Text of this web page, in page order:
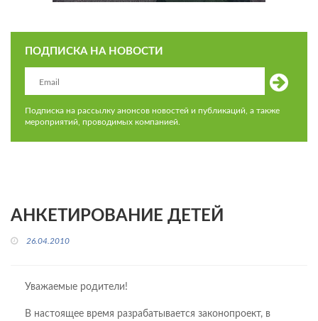
ПОДПИСКА НА НОВОСТИ
Подписка на рассылку анонсов новостей и публикаций, а также
мероприятий, проводимых компанией.
АНКЕТИРОВАНИЕ ДЕТЕЙ
26.04.2010
Уважаемые родители!
В настоящее время разрабатывается законопроект, в